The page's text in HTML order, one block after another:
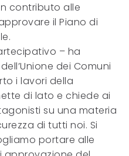
contributo alle
il Piano di
– ha
dei Comuni
i lavori della
di lato e chiede ai
su una materia
di tutti noi. Si
portare alle